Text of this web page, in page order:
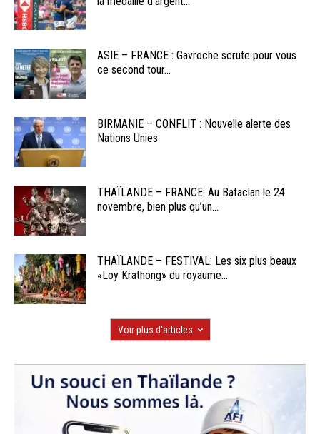
ASIE – FRANCE : Gavroche scrute pour vous
ce second tour...
BIRMANIE – CONFLIT : Nouvelle alerte des
Nations Unies
THAÏLANDE – FRANCE: Au Bataclan le 24
novembre, bien plus qu’un...
THAÏLANDE – FESTIVAL: Les six plus beaux
«Loy Krathong» du royaume...
Voir plus d'articles